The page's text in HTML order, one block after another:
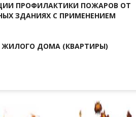
ПРОФИЛАКТИКИ ПОЖАРОВ ОТ
ЗДАНИЯХ С ПРИМЕНЕНИЕМ
ЖИЛОГО ДОМА (КВАРТИРЫ)